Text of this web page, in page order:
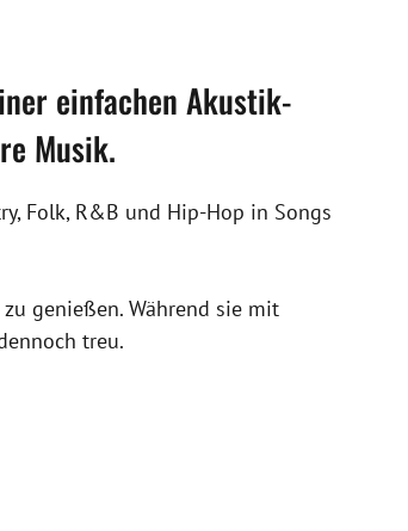
einfachen Akustik-
Musik.
Folk, R&B und Hip-Hop in Songs
genießen. Während sie mit
treu.